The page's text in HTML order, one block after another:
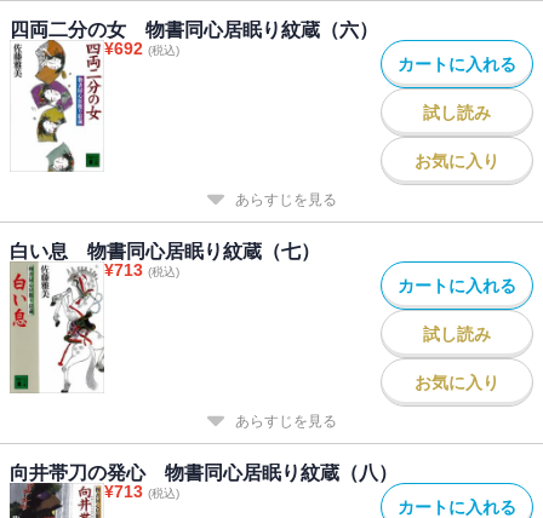
四両二分の女 物書同心居眠り紋蔵（六）
¥692 (税込)
カートに入れる
試し読み
お気に入り
あらすじを見る
白い息 物書同心居眠り紋蔵（七）
¥713 (税込)
カートに入れる
試し読み
お気に入り
あらすじを見る
向井帯刀の発心 物書同心居眠り紋蔵（八）
¥713 (税込)
カートに入れる